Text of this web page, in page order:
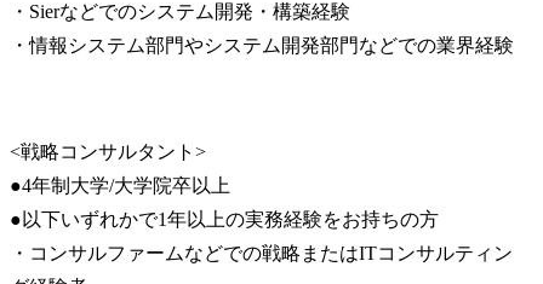
・Sierなどでのシステム開発・構築経験
・情報システム部門やシステム開発部門などでの業界経験
<戦略コンサルタント>
●4年制大学/大学院卒以上
●以下いずれかで1年以上の実務経験をお持ちの方
・コンサルファームなどでの戦略またはITコンサルティン